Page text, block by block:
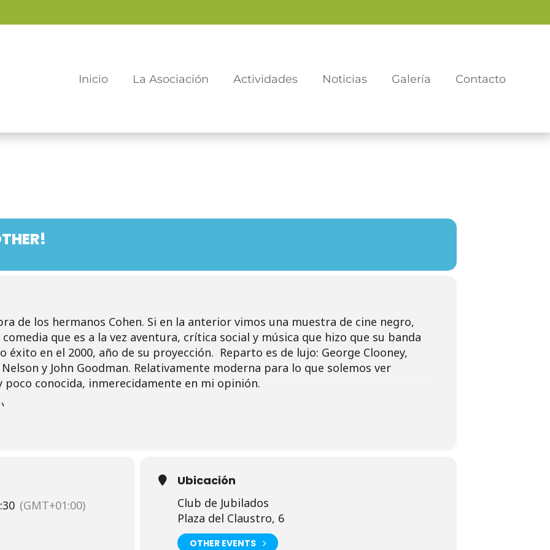
Inicio La Asociación Actividades Noticias Galería Contacto
de los hermanos Cohen. Si en la anterior vimos una muestra de cine negro,
que es a la vez aventura, crítica social y música que hizo que su banda
éxito en el 2000, año de su proyección. Reparto es de lujo: George Clooney,
y John Goodman. Relativamente moderna para lo que solemos ver
conocida, inmerecidamente en mi opinión.
(GMT+01:00)
Ubicación
Club de Jubilados
Plaza del Claustro, 6
OTHER EVENTS